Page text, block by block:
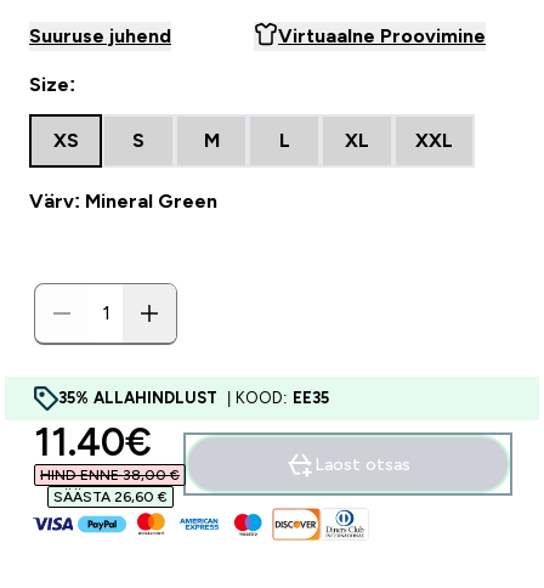
Suuruse juhend Virtuaalne Proovimine
Size:
XS S M L XL XXL
Värv: Mineral Green
35% ALLAHINDLUST | KOOD: EE35
discounted price
11.40€‎
HIND ENNE 38,00 €‎
SÄÄSTA 26,60 €‎
Laost otsas